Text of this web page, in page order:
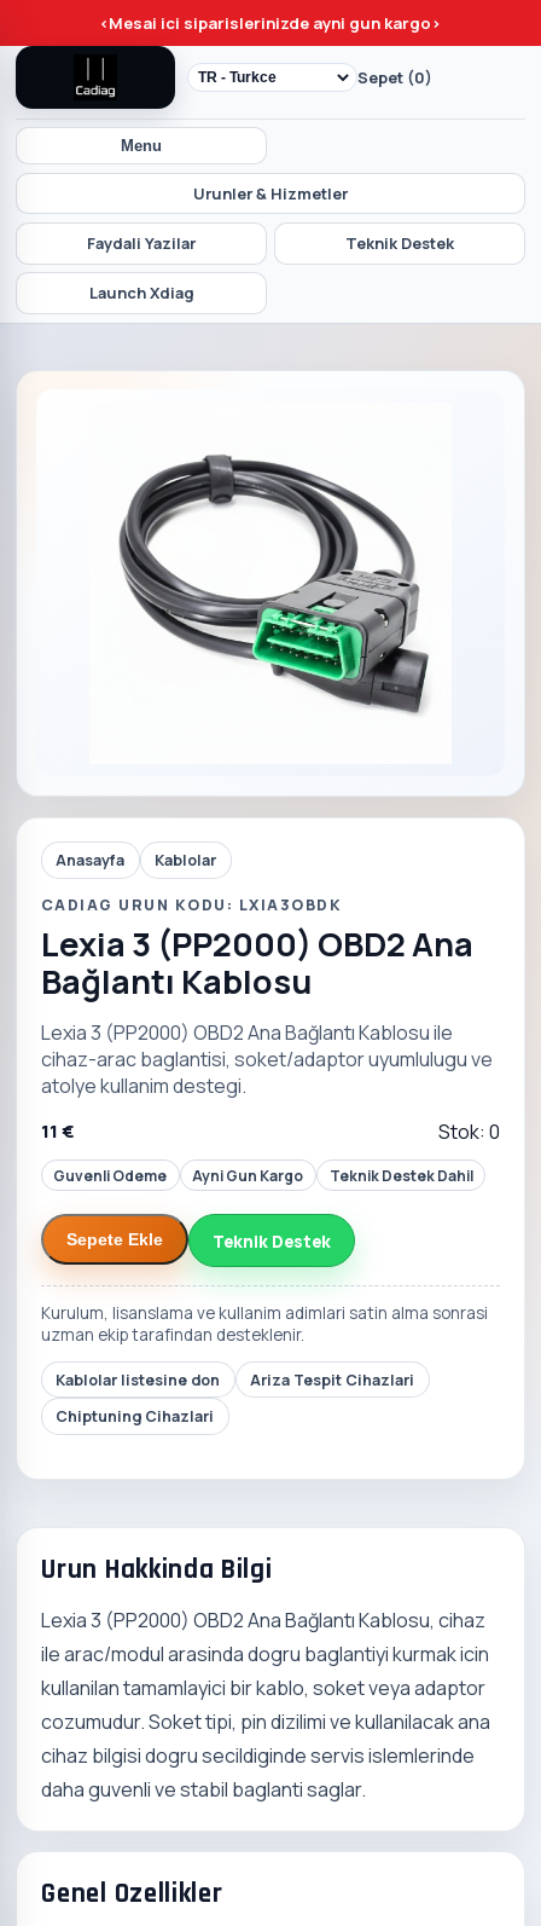
<Mesai ici siparislerinizde ayni gun kargo>
Menu
Urunler & Hizmetler
Faydali Yazilar Teknik Destek
Launch Xdiag
Sepet (0)
Anasayfa Kablolar
CADIAG URUN KODU: LXIA3OBDK
Lexia 3 (PP2000) OBD2 Ana
Bağlantı Kablosu
Lexia 3 (PP2000) OBD2 Ana Bağlantı Kablosu ile
cihaz-arac baglantisi, soket/adaptor uyumlulugu ve
atolye kullanim destegi.
11 € Stok: 0
Guvenli Odeme Ayni Gun Kargo Teknik Destek Dahil
Sepete Ekle Teknik Destek
Kurulum, lisanslama ve kullanim adimlari satin alma sonrasi
uzman ekip tarafindan desteklenir.
Kablolar listesine don
Ariza Tespit Cihazlari
Chiptuning Cihazlari
Urun Hakkinda Bilgi
Lexia 3 (PP2000) OBD2 Ana Bağlantı Kablosu, cihaz
ile arac/modul arasinda dogru baglantiyi kurmak icin
kullanilan tamamlayici bir kablo, soket veya adaptor
cozumudur. Soket tipi, pin dizilimi ve kullanilacak ana
cihaz bilgisi dogru secildiginde servis islemlerinde
daha guvenli ve stabil baglanti saglar.
Genel Ozellikler